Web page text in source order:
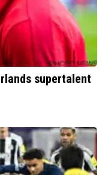
supertalent